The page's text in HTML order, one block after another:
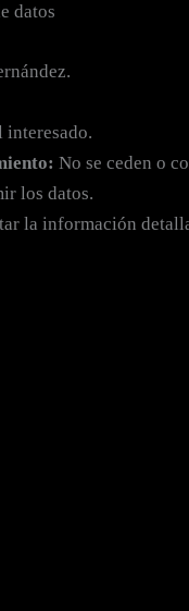
datos
interesado.
No se ceden o
los datos.
la información